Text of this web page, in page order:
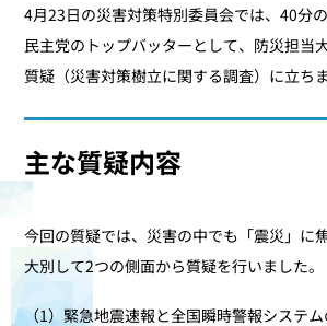
4月23日の災害対策特別委員会では、40分の
民主党のトップバッターとして、防災担当
質疑（災害対策樹立に関する調査）に立ちま
主な質疑内容
今回の質疑では、災害の中でも「震災」に
大別して2つの側面から質疑を行いました。
（1）緊急地震速報と全国瞬時警報システ